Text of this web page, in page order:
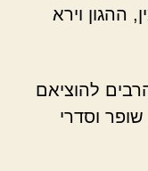
ההגון וירא
להוציאם
וסדרי